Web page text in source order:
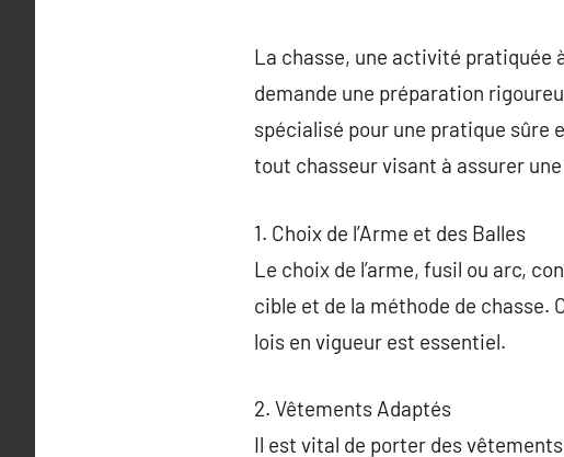
La chasse, une activité pratiquée
demande une préparation
spécialisé pour une pratique sûre
tout chasseur visant à assurer
1. Choix de l’Arme et des Balles
Le choix de l’arme, fusil ou arc,
cible et de la méthode de chasse.
lois en vigueur est essentiel.
2. Vêtements Adaptés
Il est vital de porter des